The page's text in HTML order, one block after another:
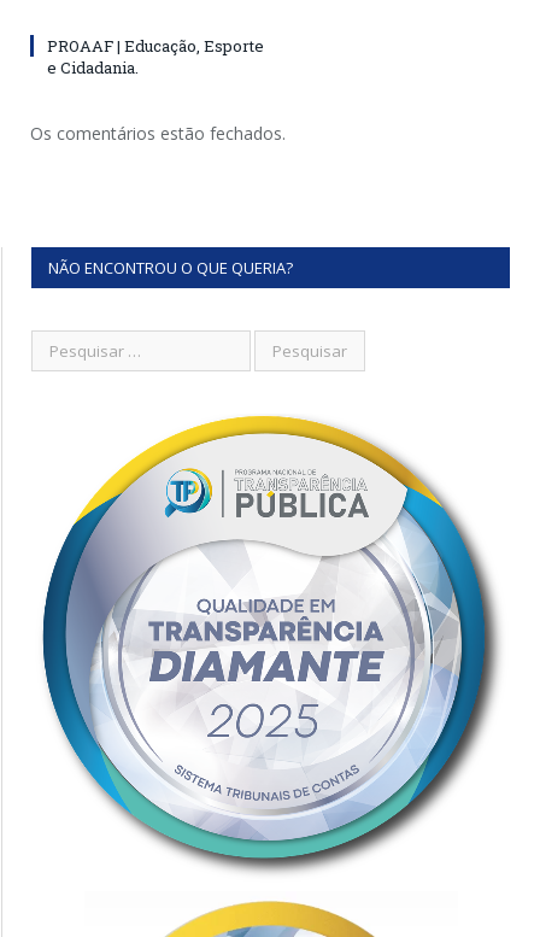
PROAAF | Educação, Esporte
e Cidadania.
Os comentários estão fechados.
NÃO ENCONTROU O QUE QUERIA?